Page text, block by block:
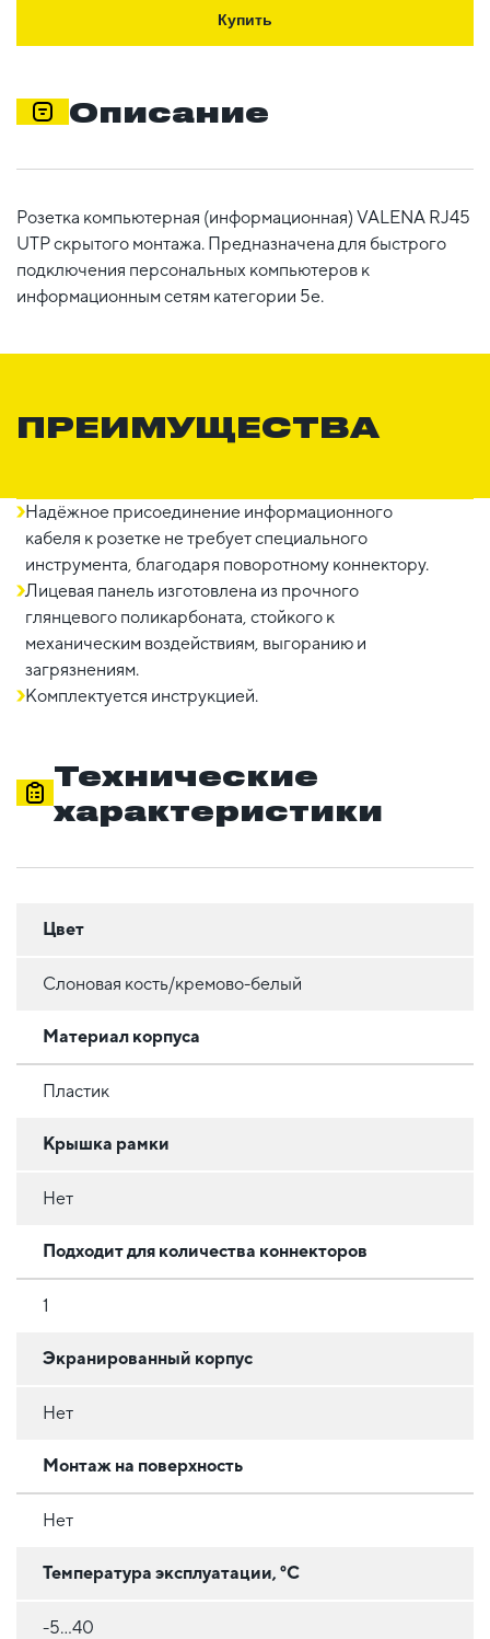
Купить
Описание
Розетка компьютерная (информационная) VALENA RJ45
UTP скрытого монтажа. Предназначена для быстрого
подключения персональных компьютеров к
информационным сетям категории 5e.
ПРЕИМУЩЕСТВА
Надёжное присоединение информационного
кабеля к розетке не требует специального
инструмента, благодаря поворотному коннектору.
Лицевая панель изготовлена из прочного
глянцевого поликарбоната, стойкого к
механическим воздействиям, выгоранию и
загрязнениям.
Комплектуется инструкцией.
Технические
характеристики
Цвет
Слоновая кость/кремово-белый
Материал корпуса
Пластик
Крышка рамки
Нет
Подходит для количества коннекторов
1
Экранированный корпус
Нет
Монтаж на поверхность
Нет
Температура эксплуатации, °C
-5…40